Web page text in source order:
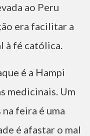
ao Peru
era facilitar a
à fé católica.
é a Hampi
medicinais. Um
feira é uma
é afastar o mal